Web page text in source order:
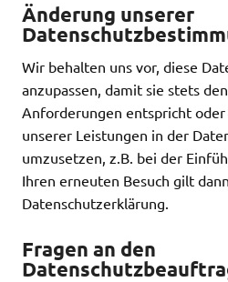
Änderung unserer
Wir behalten uns vor, diese
anzupassen, damit sie stets
Anforderungen entspricht
unserer Leistungen in der
umzusetzen, z.B. bei der
Ihren erneuten Besuch gilt
Datenschutzerklärung.
Fragen an den